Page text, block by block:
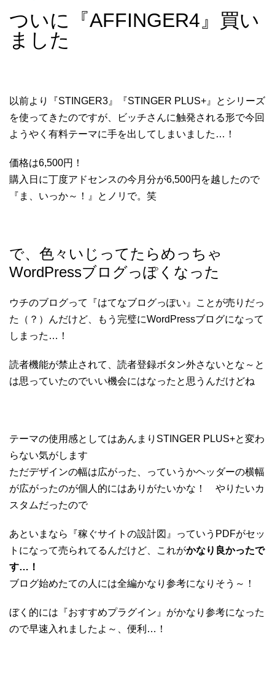
ついに『AFFINGER4』買い
ました
以前より『STINGER3』『STINGER PLUS+』とシリーズ
を使ってきたのですが、ビッチさんに触発される形で今回
ようやく有料テーマに手を出してしまいました…！
価格は6,500円！
購入日に丁度アドセンスの今月分が6,500円を越したので
『ま、いっか～！』とノリで。笑
で、色々いじってたらめっちゃ
WordPressブログっぽくなった
ウチのブログって『はてなブログっぽい』ことが売りだっ
た（？）んだけど、もう完璧にWordPressブログになって
しまった…！
読者機能が禁止されて、読者登録ボタン外さないとな～と
は思っていたのでいい機会にはなったと思うんだけどね
テーマの使用感としてはあんまりSTINGER PLUS+と変わ
らない気がします
ただデザインの幅は広がった、っていうかヘッダーの横幅
が広がったのが個人的にはありがたいかな！ やりたいカ
スタムだったので
あといまなら『稼ぐサイトの設計図』っていうPDFがセッ
トになって売られてるんだけど、これがかなり良かったで
す…！
ブログ始めたての人には全編かなり参考になりそう～！
ぼく的には『おすすめプラグイン』がかなり参考になった
ので早速入れましたよ～、便利…！